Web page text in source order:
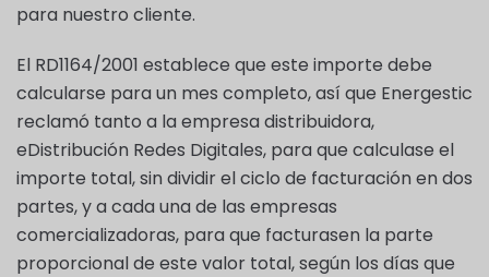
para nuestro cliente.
El RD1164/2001 establece que este importe debe
calcularse para un mes completo, así que Energestic
reclamó tanto a la empresa distribuidora,
eDistribución Redes Digitales, para que calculase el
importe total, sin dividir el ciclo de facturación en dos
partes, y a cada una de las empresas
comercializadoras, para que facturasen la parte
proporcional de este valor total, según los días que